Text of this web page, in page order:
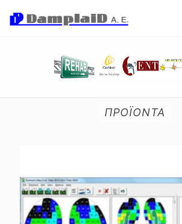
ΠΡΟΪΟΝΤΑ